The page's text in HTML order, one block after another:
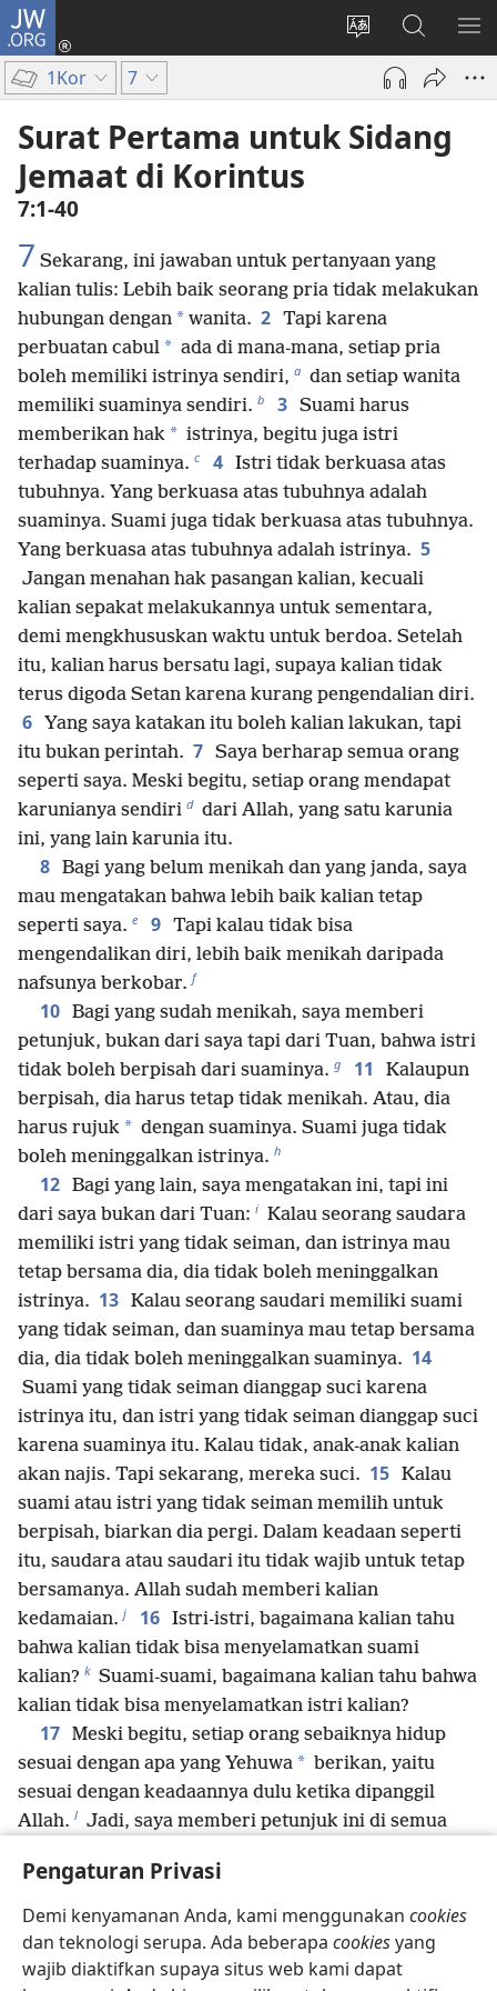
Pengaturan Privasi
Demi kenyamanan Anda, kami menggunakan cookies
dan teknologi serupa. Ada beberapa cookiesyang
wajib diaktifkan supaya situs web kami dapat
JW.ORG
Ganti
bahasa
situs
Log
(terbuka
window
baru)
Cari
JW.ORG
1Kor 7
Surat Pertama untuk Sidang
Jemaat di Korintus
7:1-40
7 Sekarang, ini jawaban untuk pertanyaan yang
kalian tulis: Lebih baik seorang pria tidak melakukan
hubungan dengan * wanita. 2 Tapi karena
perbuatan cabul * ada di mana-mana, setiap pria
boleh memiliki istrinya sendiri, a dan setiap wanita
memiliki suaminya sendiri. b 3 Suami harus
memberikan hak * istrinya, begitu juga istri
terhadap suaminya. c 4 Istri tidak berkuasa atas
tubuhnya. Yang berkuasa atas tubuhnya adalah
suaminya. Suami juga tidak berkuasa atas tubuhnya.
Yang berkuasa atas tubuhnya adalah istrinya. 5
Jangan menahan hak pasangan kalian, kecuali
kalian sepakat melakukannya untuk sementara,
demi mengkhususkan waktu untuk berdoa. Setelah
itu, kalian harus bersatu lagi, supaya kalian tidak
terus digoda Setan karena kurang pengendalian diri.
6 Yang saya katakan itu boleh kalian lakukan, tapi
itu bukan perintah. 7 Saya berharap semua orang
seperti saya. Meski begitu, setiap orang mendapat
karunianya sendiri d dari Allah, yang satu karunia
ini, yang lain karunia itu.
8 Bagi yang belum menikah dan yang janda, saya
mau mengatakan bahwa lebih baik kalian tetap
seperti saya. e 9 Tapi kalau tidak bisa
mengendalikan diri, lebih baik menikah daripada
nafsunya berkobar. f
10 Bagi yang sudah menikah, saya memberi
petunjuk, bukan dari saya tapi dari Tuan, bahwa istri
tidak boleh berpisah dari suaminya. g 11
Kalaupun
berpisah, dia harus tetap tidak menikah. Atau, dia
harus rujuk * dengan suaminya. Suami juga tidak
boleh meninggalkan istrinya. h
12 Bagi yang lain, saya mengatakan ini, tapi ini
dari saya bukan dari Tuan: i Kalau seorang saudara
memiliki istri yang tidak seiman, dan istrinya mau
tetap bersama dia, dia tidak boleh meninggalkan
istrinya. 13 Kalau seorang saudari memiliki suami
yang tidak seiman, dan suaminya mau tetap bersama
dia, dia tidak boleh meninggalkan suaminya. 14
Suami yang tidak seiman dianggap suci karena
istrinya itu, dan istri yang tidak seiman dianggap suci
karena suaminya itu. Kalau tidak, anak-anak kalian
akan najis. Tapi sekarang, mereka suci. 15 Kalau
suami atau istri yang tidak seiman memilih untuk
berpisah, biarkan dia pergi. Dalam keadaan seperti
itu, saudara atau saudari itu tidak wajib untuk tetap
bersamanya. Allah sudah memberi kalian
kedamaian. j 16 Istri-istri, bagaimana kalian tahu
bahwa kalian tidak bisa menyelamatkan suami
kalian? k Suami-suami, bagaimana kalian tahu bahwa
kalian tidak bisa menyelamatkan istri kalian?
17 Meski begitu, setiap orang sebaiknya hidup
sesuai dengan apa yang Yehuwa * berikan, yaitu
sesuai dengan keadaannya dulu ketika dipanggil
Allah. l Jadi, saya memberi petunjuk ini di semua
ketika dipanggil, m dia sebaiknya tetap seperti itu,
dan kalau dia belum disunat ketika dipanggil, dia
tidak usah disunat.
19 Disunat atau tidak, itu tidak
penting. o Yang penting adalah menjalankan perintah